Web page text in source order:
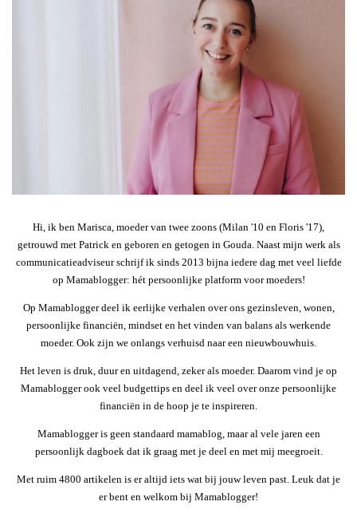
Hi, ik ben Marisca, moeder van twee zoons (Milan '10 en Floris '17),
getrouwd met Patrick en geboren en getogen in Gouda. Naast mijn werk als
communicatieadviseur schrijf ik sinds 2013 bijna iedere dag met veel liefde
op Mamablogger: hét persoonlijke platform voor moeders!
Op Mamablogger deel ik eerlijke verhalen over ons gezinsleven, wonen,
persoonlijke financiën, mindset en het vinden van balans als werkende
moeder. Ook zijn we onlangs verhuisd naar een nieuwbouwhuis.
Het leven is druk, duur en uitdagend, zeker als moeder. Daarom vind je op
Mamablogger ook veel budgettips en deel ik veel over onze persoonlijke
financiën in de hoop je te inspireren.
Mamablogger is geen standaard mamablog, maar al vele jaren een
persoonlijk dagboek dat ik graag met je deel en met mij meegroeit.
Met ruim 4800 artikelen is er altijd iets wat bij jouw leven past. Leuk dat je
er bent en welkom bij Mamablogger!